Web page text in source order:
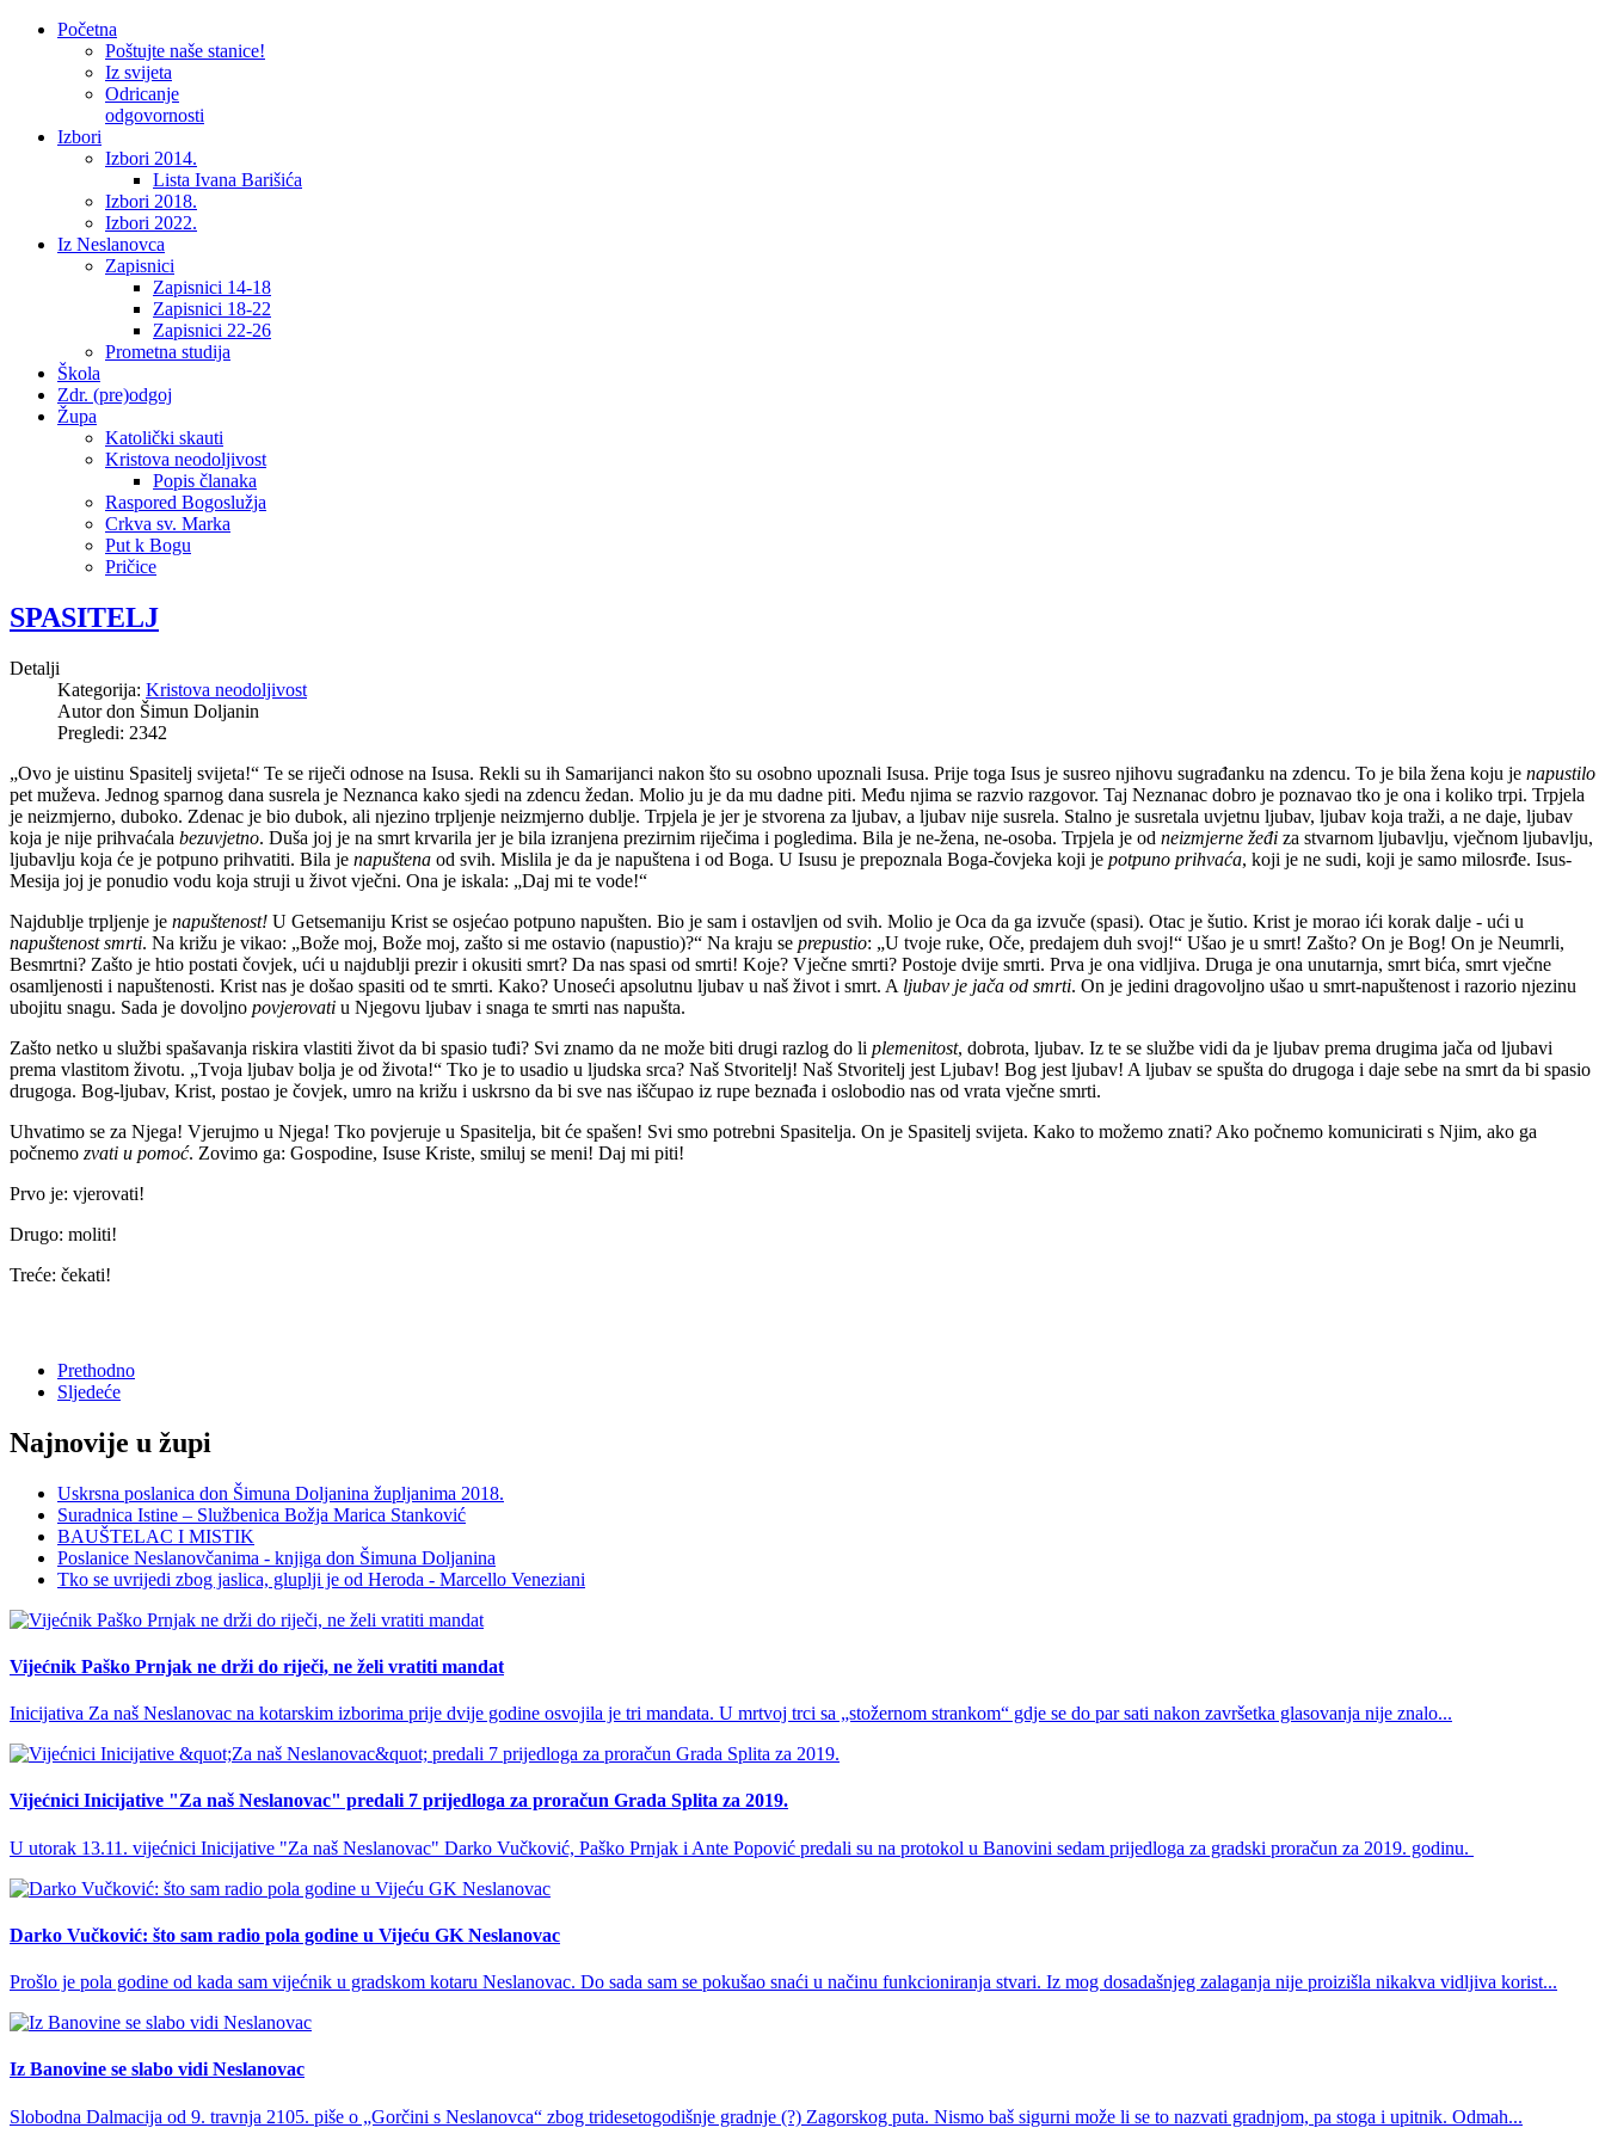
Početna
Poštujte naše stanice!
Iz svijeta
Odricanje
odgovornosti
Izbori
Izbori 2014.
Lista Ivana Barišića
Izbori 2018.
Izbori 2022.
Iz Neslanovca
Zapisnici
Zapisnici 14-18
Zapisnici 18-22
Zapisnici 22-26
Prometna studija
Škola
Zdr. (pre)odgoj
Župa
Katolički skauti
Kristova neodoljivost
Popis članaka
Raspored Bogoslužja
Crkva sv. Marka
Put k Bogu
Pričice
SPASITELJ
Detalji
Kategorija: Kristova neodoljivost
Autordon Šimun Doljanin
Pregledi: 2342
„Ovo je uistinu Spasitelj svijeta!“ Te se riječi odnose na Isusa. Rekli su ih Samarijanci nakon što su osobno upoznali Isusa. Prije toga Isus je susreo njihovu sugrađanku na zdencu. To je bila žena koju je napustilo
pet muževa. Jednog sparnog dana susrela je Neznanca kako sjedi na zdencu žedan. Molio ju je da mu dadne piti. Među njima se razvio razgovor. Taj Neznanac dobro je poznavao tko je ona i koliko trpi. Trpjela
je neizmjerno, duboko. Zdenac je bio dubok, ali njezino trpljenje neizmjerno dublje. Trpjela je jer je stvorena za ljubav, a ljubav nije susrela. Stalno je susretala uvjetnu ljubav, ljubav koja traži, a ne daje, ljubav
koja je nije prihvaćala bezuvjetno. Duša joj je na smrt krvarila jer je bila izranjena prezirnim riječima i pogledima. Bila je ne-žena, ne-osoba. Trpjela je od neizmjerne žeđi za stvarnom ljubavlju, vječnom ljubavlju,
ljubavlju koja će je potpuno prihvatiti. Bila je napuštena od svih. Mislila je da je napuštena i od Boga. U Isusu je prepoznala Boga-čovjeka koji je potpuno prihvaća, koji je ne sudi, koji je samo milosrđe. Isus-
Mesija joj je ponudio vodu koja struji u život vječni. Ona je iskala: „Daj mi te vode!“
Najdublje trpljenje je napuštenost! U Getsemaniju Krist se osjećao potpuno napušten. Bio je sam i ostavljen od svih. Molio je Oca da ga izvuče (spasi). Otac je šutio. Krist je morao ići korak dalje - ući u
napuštenost smrti. Na križu je vikao: „Bože moj, Bože moj, zašto si me ostavio (napustio)?“ Na kraju se prepustio: „U tvoje ruke, Oče, predajem duh svoj!“ Ušao je u smrt! Zašto? On je Bog! On je Neumrli,
Besmrtni? Zašto je htio postati čovjek, ući u najdublji prezir i okusiti smrt? Da nas spasi od smrti! Koje? Vječne smrti? Postoje dvije smrti. Prva je ona vidljiva. Druga je ona unutarnja, smrt bića, smrt vječne
osamljenosti i napuštenosti. Krist nas je došao spasiti od te smrti. Kako? Unoseći apsolutnu ljubav u naš život i smrt. A ljubav je jača od smrti. On je jedini dragovoljno ušao u smrt-napuštenost i razorio njezinu
ubojitu snagu. Sada je dovoljno povjerovati u Njegovu ljubav i snaga te smrti nas napušta.
Zašto netko u službi spašavanja riskira vlastiti život da bi spasio tuđi? Svi znamo da ne može biti drugi razlog do li plemenitost, dobrota, ljubav. Iz te se službe vidi da je ljubav prema drugima jača od ljubavi
prema vlastitom životu. „Tvoja ljubav bolja je od života!“ Tko je to usadio u ljudska srca? Naš Stvoritelj! Naš Stvoritelj jest Ljubav! Bog jest ljubav! A ljubav se spušta do drugoga i daje sebe na smrt da bi spasio
drugoga. Bog-ljubav, Krist, postao je čovjek, umro na križu i uskrsno da bi sve nas iščupao iz rupe beznađa i oslobodio nas od vrata vječne smrti.
Uhvatimo se za Njega! Vjerujmo u Njega! Tko povjeruje u Spasitelja, bit će spašen! Svi smo potrebni Spasitelja. On je Spasitelj svijeta. Kako to možemo znati? Ako počnemo komunicirati s Njim, ako ga
počnemo zvati u pomoć. Zovimo ga: Gospodine, Isuse Kriste, smiluj se meni! Daj mi piti!
Prvo je: vjerovati!
Drugo: moliti!
Treće: čekati!
Prethodno
Sljedeće
Najnovije u župi
Uskrsna poslanica don Šimuna Doljanina župljanima 2018.
Suradnica Istine – Službenica Božja Marica Stanković
BAUŠTELAC I MISTIK
Poslanice Neslanovčanima - knjiga don Šimuna Doljanina
Tko se uvrijedi zbog jaslica, gluplji je od Heroda - Marcello Veneziani
Vijećnik Paško Prnjak ne drži do riječi, ne želi vratiti mandat
Inicijativa Za naš Neslanovac na kotarskim izborima prije dvije godine osvojila je tri mandata. U mrtvoj trci sa „stožernom strankom“ gdje se do par sati nakon završetka glasovanja nije znalo...
Vijećnici Inicijative "Za naš Neslanovac" predali 7 prijedloga za proračun Grada Splita za 2019.
U utorak 13.11. vijećnici Inicijative "Za naš Neslanovac" Darko Vučković, Paško Prnjak i Ante Popović predali su na protokol u Banovini sedam prijedloga za gradski proračun za 2019. godinu.
Darko Vučković: što sam radio pola godine u Vijeću GK Neslanovac
Prošlo je pola godine od kada sam vijećnik u gradskom kotaru Neslanovac. Do sada sam se pokušao snaći u načinu funkcioniranja stvari. Iz mog dosadašnjeg zalaganja nije proizišla nikakva vidljiva korist...
Iz Banovine se slabo vidi Neslanovac
Slobodna Dalmacija od 9. travnja 2105. piše o „Gorčini s Neslanovca“ zbog tridesetogodišnje gradnje (?) Zagorskog puta. Nismo baš sigurni može li se to nazvati gradnjom, pa stoga i upitnik. Odmah...